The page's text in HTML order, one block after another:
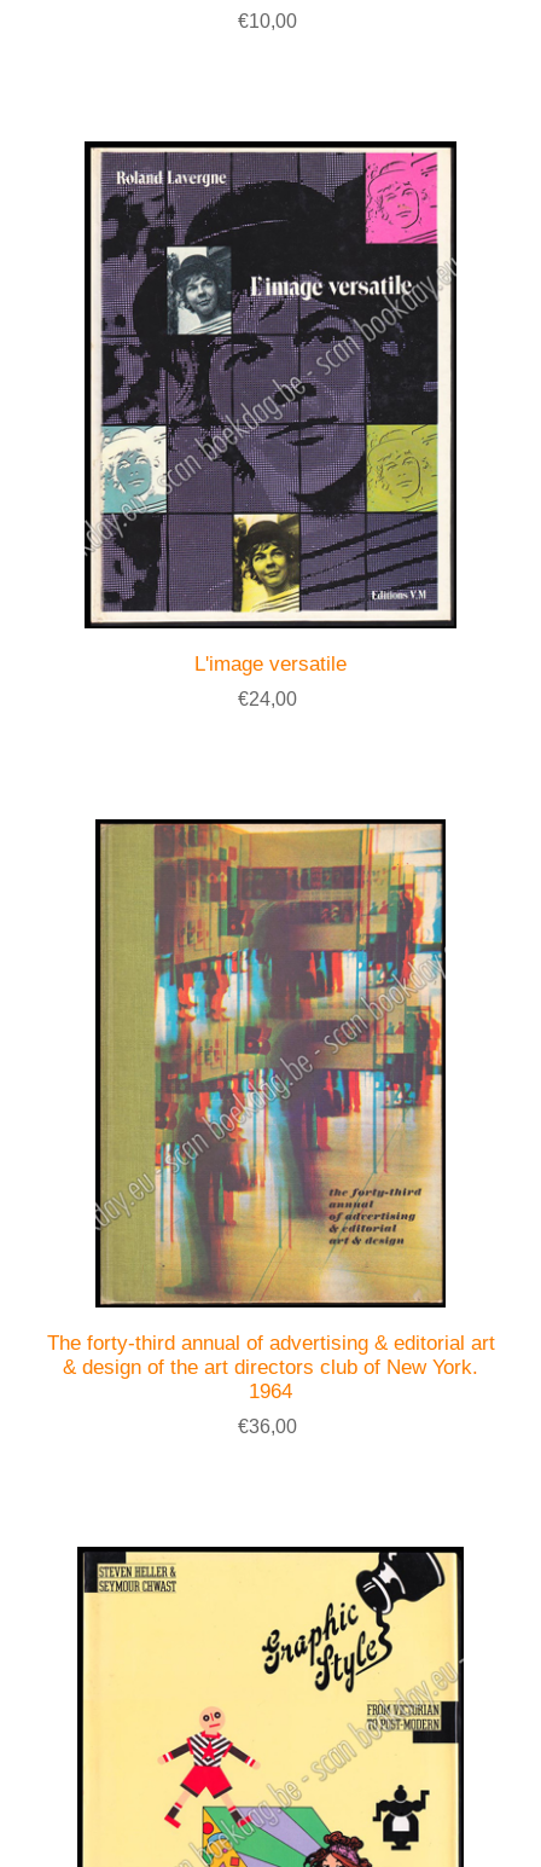
€10,00
L'image versatile
€24,00
The forty-third annual of advertising & editorial art
& design of the art directors club of New York.
1964
€36,00